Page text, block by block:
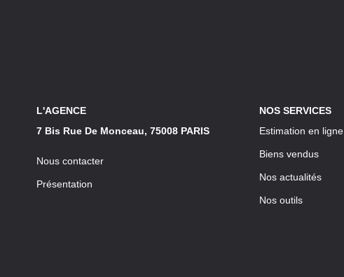
L'AGENCE
7 Bis Rue De Monceau, 75008 PARIS
Nous contacter
Présentation
NOS SERVICES
Estimation en ligne
Biens vendus
Nos actualités
Nos outils